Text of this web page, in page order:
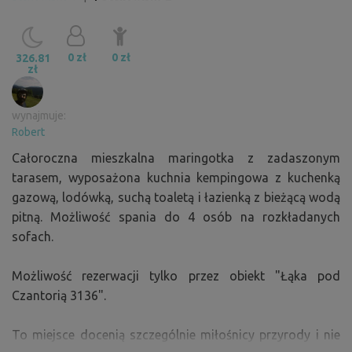
326.81
zł
0 zł 0 zł
wynajmuje:
Robert
Całoroczna mieszkalna maringotka z zadaszonym
tarasem, wyposażona kuchnia kempingowa z kuchenką
gazową, lodówką, suchą toaletą i łazienką z bieżącą wodą
pitną. Możliwość spania do 4 osób na rozkładanych
sofach.
Możliwość rezerwacji tylko przez obiekt "Łąka pod
Czantorią 3136".
To miejsce docenią szczególnie miłośnicy przyrody i nie